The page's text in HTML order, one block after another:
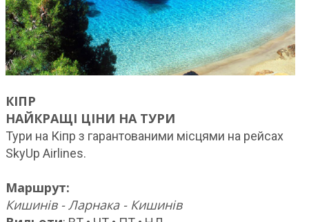
КІПР
НАЙКРАЩІ ЦІНИ НА ТУРИ
Тури на Кіпр з гарантованими місцями на рейсах
SkyUp Airlines.
Маршрут:
Кишинів - Ларнака - Кишинів